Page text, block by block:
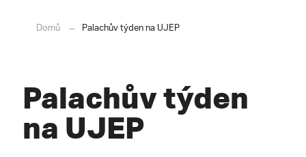
Domů Palachův týden na UJEP
Palachův týden
na UJEP